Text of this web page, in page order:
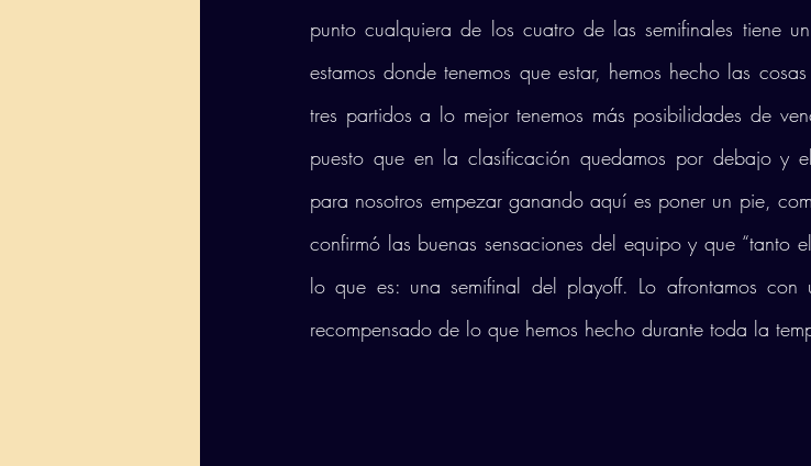
punto cualquiera de los cuatro de las semifinales tiene
estamos donde tenemos que estar, hemos hecho las
tres partidos a lo mejor tenemos más posibilidades de
puesto que en la clasificación quedamos por debajo y
para nosotros empezar ganando aquí es poner un pie,
confirmó las buenas sensaciones del equipo y que “tanto
lo que es: una semifinal del playoff. Lo afrontamos con
recompensado de lo que hemos hecho durante toda la